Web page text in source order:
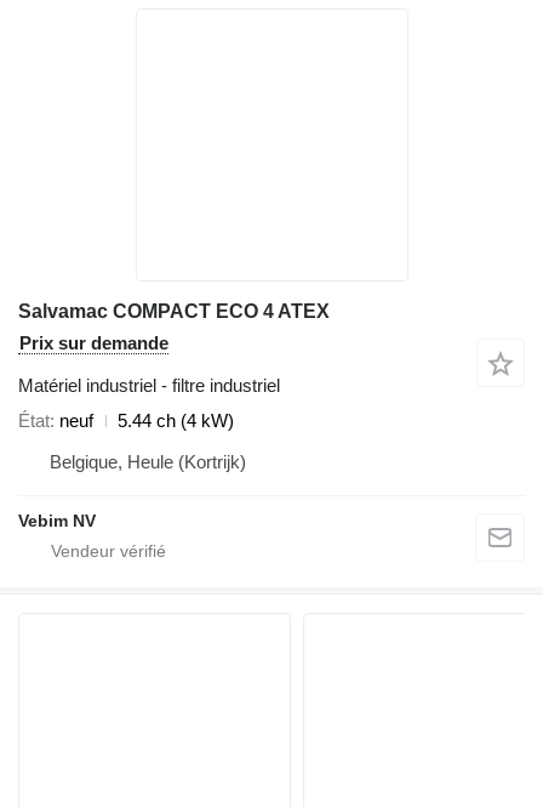
Salvamac COMPACT ECO 4 ATEX
Prix sur demande
Matériel industriel - filtre industriel
État neuf
5.44 ch (4 kW)
Belgique, Heule (Kortrijk)
Vebim NV